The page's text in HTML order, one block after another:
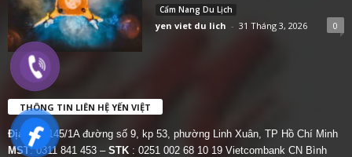
Cẩm Nang Du Lịch
yen viet du lich - 31 Tháng 3, 2026 0
THÔNG TIN LIÊN HỆ YẾN VIỆT
Địa chỉ: 145/1A đường số 9, kp 53, phường Linh Xuân, TP Hồ Chí Minh
MST: 0311 841 453 – STK : 0251 002 68 10 19 Vietcombank CN Bình